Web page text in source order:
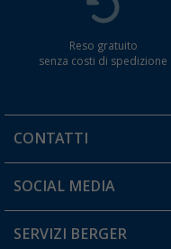
Reso gratuito
senza costi di spedizione
CONTATTI
Orari di apertura del servizio:
Hai una domanda?
SOCIAL MEDIA
SERVIZI BERGER